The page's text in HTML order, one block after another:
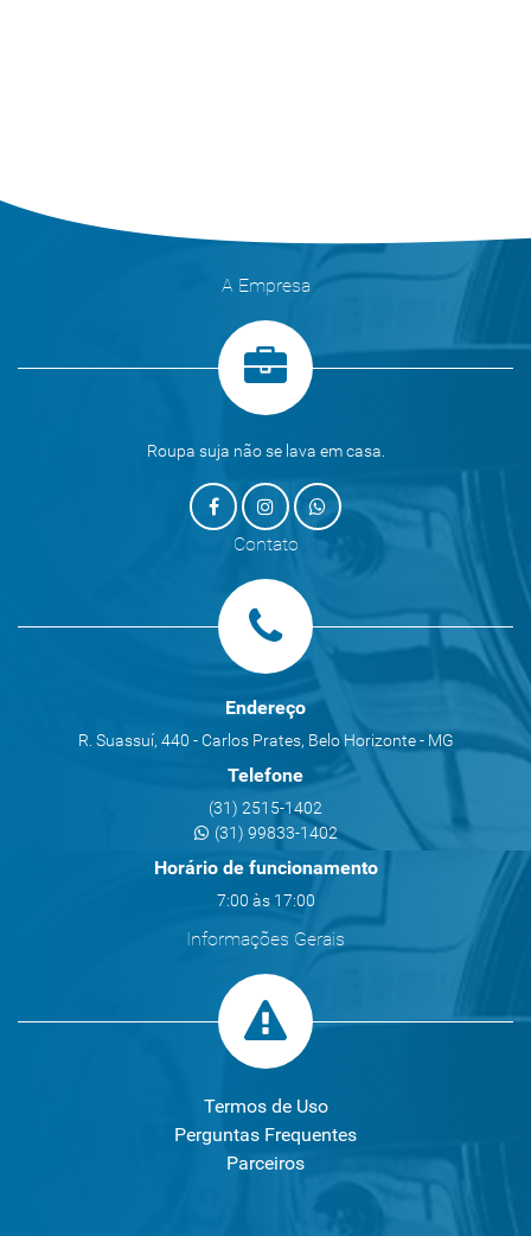
A Empresa
Roupa suja não se lava em casa.
Contato
Endereço
R. Suassuí, 440 - Carlos Prates, Belo Horizonte - MG
Telefone
(31) 2515-1402
(31) 99833-1402
Horário de funcionamento
7:00 às 17:00
Informações Gerais
Termos de Uso
Perguntas Frequentes
Parceiros